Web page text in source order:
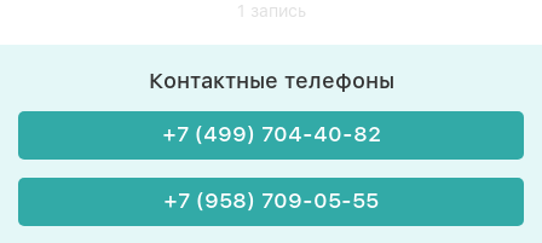
1 запись
Контактные телефоны
+7 (499) 704-40-82
+7 (958) 709-05-55